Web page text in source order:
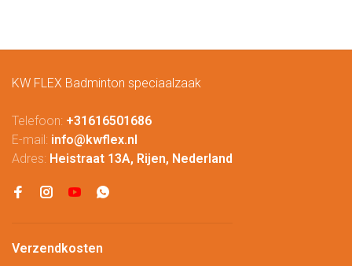
KW FLEX Badminton speciaalzaak
Telefoon: +31616501686
E-mail: info@kwflex.nl
Adres: Heistraat 13A, Rijen, Nederland
Verzendkosten